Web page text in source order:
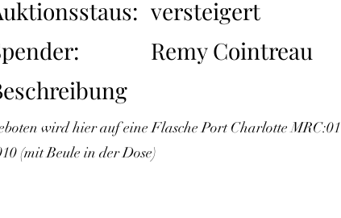
versteigert
Remy Cointreau
wird hier auf eine Flasche Port Charlotte MRC:01
(mit Beule in der Dose)